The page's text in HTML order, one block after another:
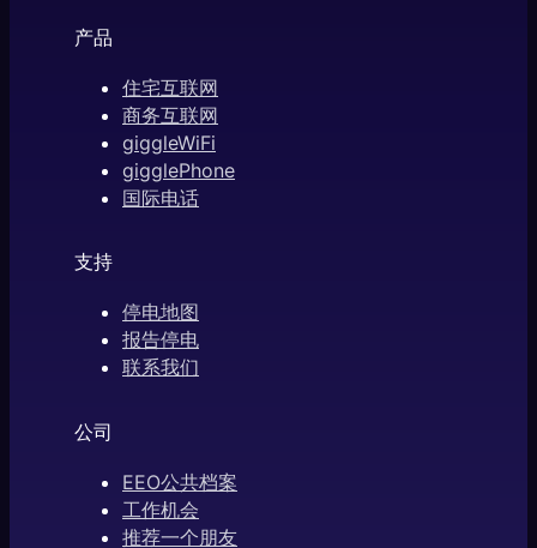
产品
住宅互联网
商务互联网
giggleWiFi
gigglePhone
国际电话
支持
停电地图
报告停电
联系我们
公司
EEO公共档案
工作机会
推荐一个朋友